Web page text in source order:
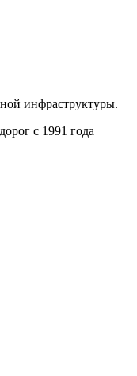
инфраструктуры.
с 1991 года